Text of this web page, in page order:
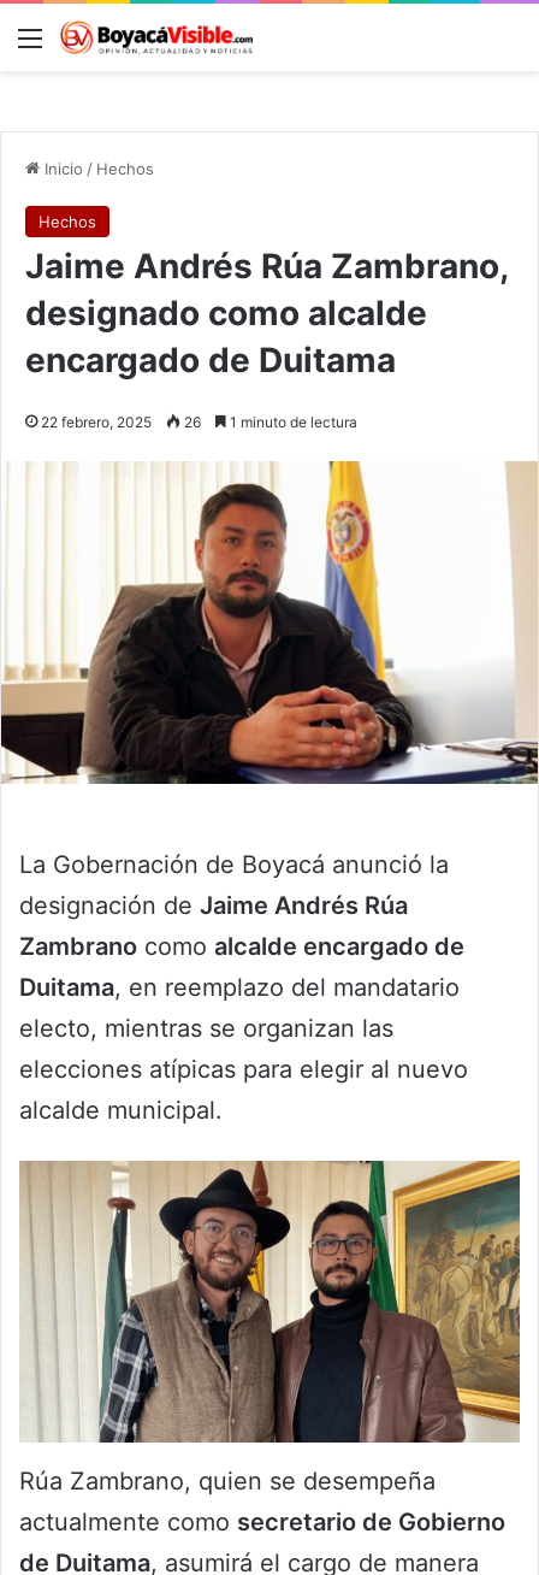
Menú
Inicio / Hechos
Hechos
Jaime Andrés Rúa Zambrano,
designado como alcalde
encargado de Duitama
22 febrero, 2025 26 1 minuto de lectura
La Gobernación de Boyacá anunció la
designación de Jaime Andrés Rúa
Zambrano como alcalde encargado de
Duitama, en reemplazo del mandatario
electo, mientras se organizan las
elecciones atípicas para elegir al nuevo
alcalde municipal.
Rúa Zambrano, quien se desempeña
actualmente como secretario de Gobierno
de Duitama, asumirá el cargo de manera